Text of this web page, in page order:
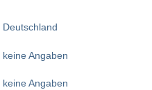
Deutschland
keine Angaben
keine Angaben